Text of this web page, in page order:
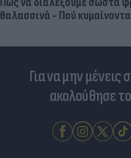
Για να μην μένεις
ακολούθησε